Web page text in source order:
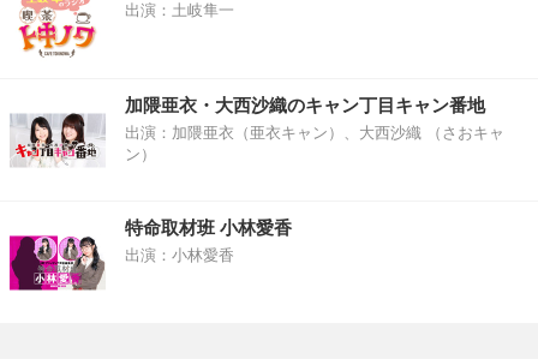
出演：土岐隼一
加隈亜衣・大西沙織のキャン丁目キャン番地
出演：加隈亜衣（亜衣キャン）、大西沙織 （さおキャ
ン）
特命取材班 小林愛香
出演：小林愛香